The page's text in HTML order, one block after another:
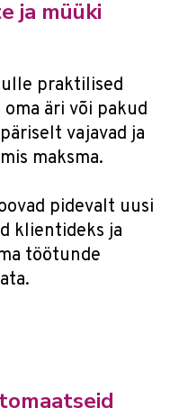
ja müüki
praktilised
äri või pakud
vajavad ja
maksma.
pidevalt uusi
klientideks ja
töötunde